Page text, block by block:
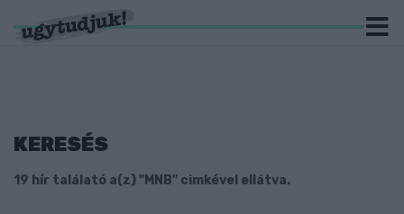
KERESÉS
19 hír találató a(z) "MNB" cimkével ellátva.